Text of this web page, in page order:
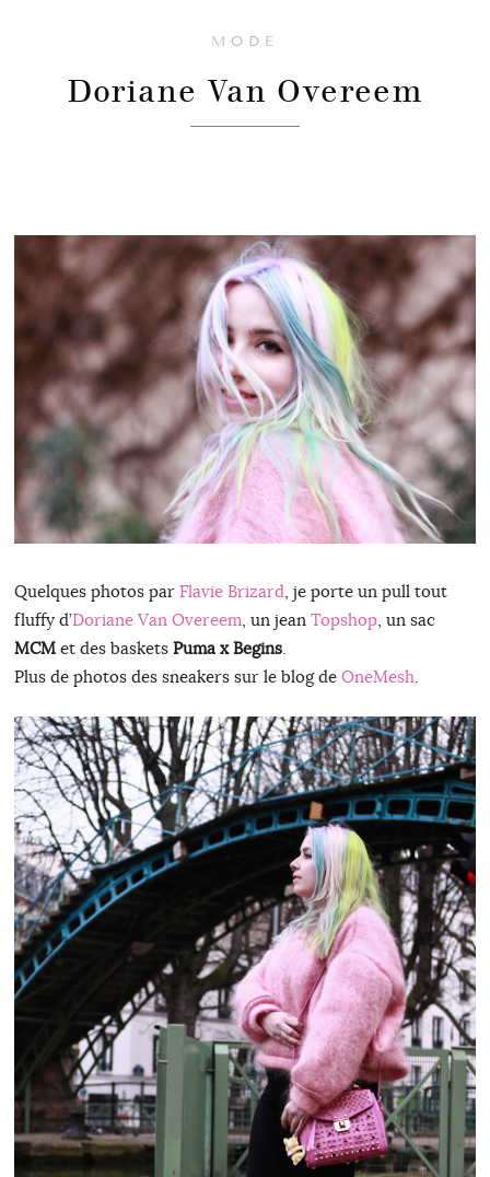
MODE
Doriane Van Overeem
Quelques photos par Flavie Brizard, je porte un pull tout
fluffy d’Doriane Van Overeem, un jean Topshop, un sac
MCMet des baskets Puma x Begins.
Plus de photos des sneakers sur le blog de OneMesh.